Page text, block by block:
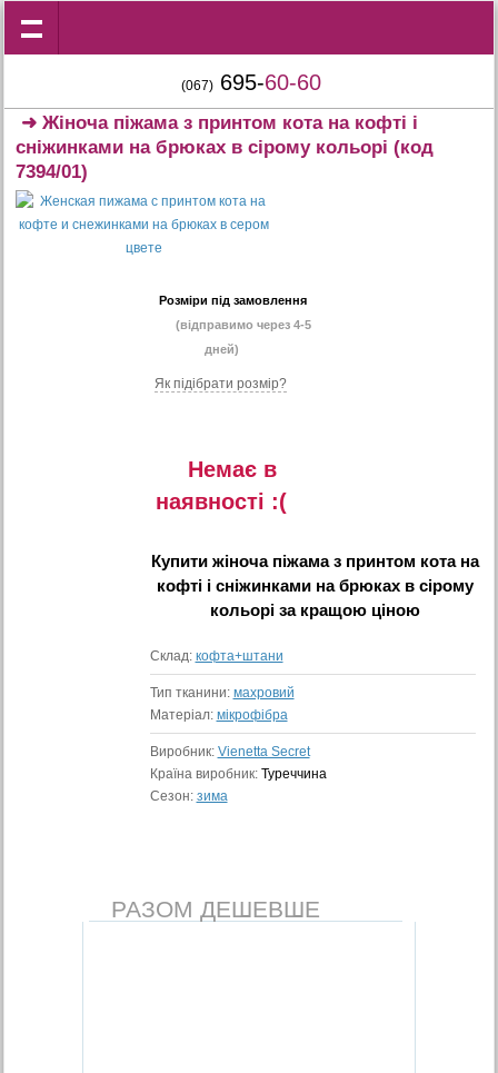
(067) 695-60-60
➜Жіноча піжама з принтом кота на кофті і
сніжинками на брюках в сірому кольорі (код
7394/01)
Розміри під замовлення
(відправимо через 4-5
дней)
Як підібрати розмір?
Немає в
наявностi :(
Купитижіноча піжама з принтом кота на
кофті і сніжинками на брюках в сірому
кольорі за кращою ціною
Склад: кофта+штани
Тип тканини: махровий
Матеріал: мікрофібра
Виробник: Vienetta Secret
Країна виробник: Туреччина
Сезон: зима
РАЗОМ ДЕШЕВШЕ